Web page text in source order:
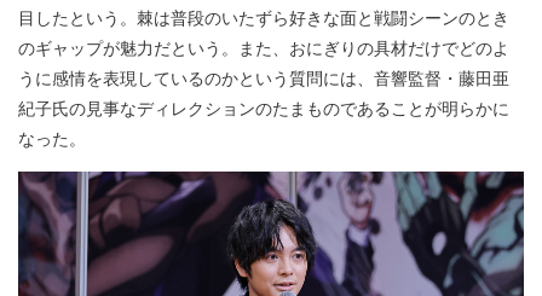
目したという。棘は普段のいたずら好きな面と戦闘シーンのとき
のギャップが魅力だという。また、おにぎりの具材だけでどのよ
うに感情を表現しているのかという質問には、音響監督・藤田亜
紀子氏の見事なディレクションのたまものであることが明らかに
なった。